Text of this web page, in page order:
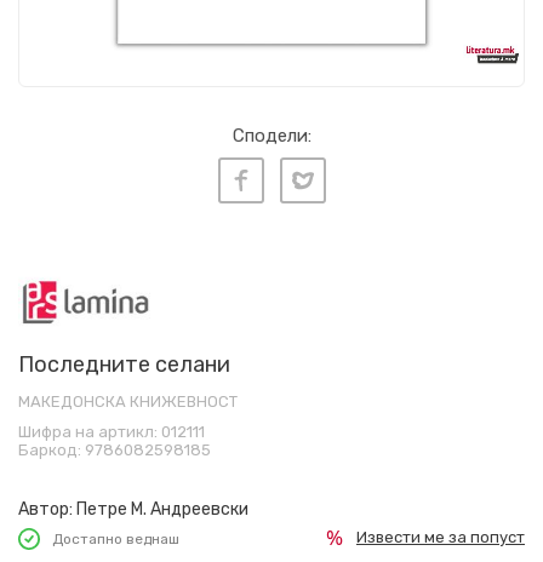
Сподели:
Последните селани
МАКЕДОНСКА КНИЖЕВНОСТ
Шифра на артикл: 012111
Баркод: 9786082598185
Автор: Петре М. Андреевски
Достапно веднаш Извести ме за попуст